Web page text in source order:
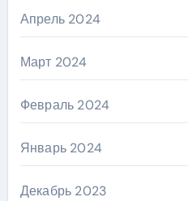
Апрель 2024
Март 2024
Февраль 2024
Январь 2024
Декабрь 2023